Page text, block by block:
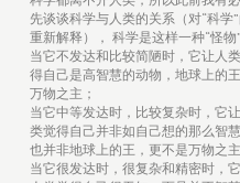
先谈谈科学与人类的关系（对“科学
重新解释）， 科学是这样一种“怪物”
当它不发达和比较简陋时，它让人
得自己是高智慧的动物，地球上的王
万物之主；
当它中等发达时，比较复杂时，它
类觉得自己并非如自己想的那么智慧
也并非地球上的王，更不是万物之主
当它很发达时，很复杂和精密时，